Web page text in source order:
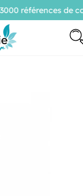
références de